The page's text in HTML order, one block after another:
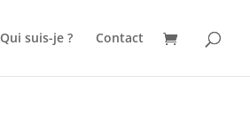
Qui suis-je ? Contact